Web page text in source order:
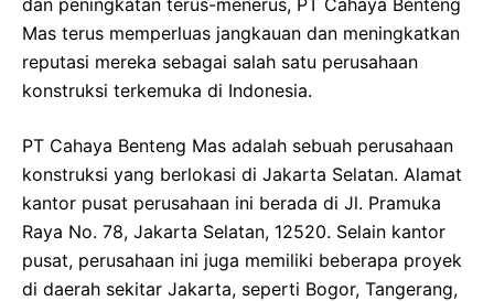
Mas terus memperluas jangkauan dan meningkatkan
reputasi mereka sebagai salah satu perusahaan
konstruksi terkemuka di Indonesia.
PT Cahaya Benteng Mas adalah sebuah perusahaan
konstruksi yang berlokasi di Jakarta Selatan. Alamat
kantor pusat perusahaan ini berada di Jl. Pramuka
Raya No. 78, Jakarta Selatan, 12520. Selain kantor
pusat, perusahaan ini juga memiliki beberapa proyek
di daerah sekitar Jakarta, seperti Bogor, Tangerang,